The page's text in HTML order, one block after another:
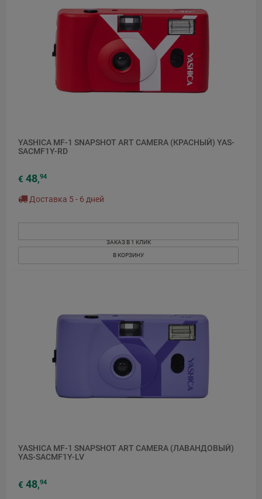
YASHICA MF-1 SNAPSHOT ART CAMERA (КРАСНЫЙ) YAS-
SACMF1Y-RD
€ 48,94
Доставка 5 - 6 дней
ЗАКАЗ В 1 КЛИК
В КОРЗИНУ
YASHICA MF-1 SNAPSHOT ART CAMERA (ЛАВАНДОВЫЙ)
YAS-SACMF1Y-LV
€ 48,94